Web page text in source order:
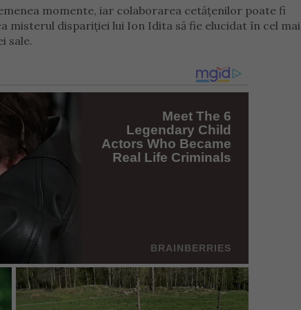
momente, iar colaborarea cetățenilor poate fi
misterul dispariției lui Ion Idita să fie elucidat în cel mai
sale.